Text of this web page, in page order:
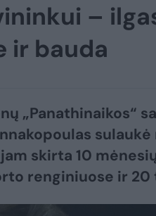
–
ir bauda
„Panathinaikos“
skirta 10
renginiuose ir 20